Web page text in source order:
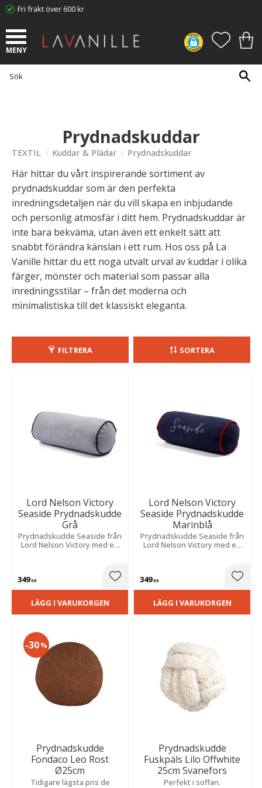
Fri frakt över 600 kr
Prydnadskuddar
TEXTIL Kuddar & Plädar Prydnadskuddar
Här hittar du vårt inspirerande sortiment av
prydnadskuddar som är den perfekta
inredningsdetaljen när du vill skapa en inbjudande
och personlig atmosfär i ditt hem. Prydnadskuddar är
inte bara bekväma, utan även ett enkelt sätt att
snabbt förändra känslan i ett rum. Hos oss på La
Vanille hittar du ett noga utvalt urval av kuddar i olika
färger, mönster och material som passar alla
inredningsstilar – från det moderna och
minimalistiska till det klassiskt eleganta.
FILTRERA SORTERA
Lord Nelson Victory
Seaside Prydnadskudde
Grå
​Prydnadskudde Seaside från
Lord Nelson Victory med en
349KR Lägg till i favoriter
LÄGG I VARUKORGEN
Lord Nelson Victory
Seaside Prydnadskudde
Marinblå
​Prydnadskudde Seaside från
Lord Nelson Victory med en
ger en härlig maritim känsla.
349KR
LÄGG I VARUKORGEN
Prydnadskudde
Fondaco Leo Rost
Ø25cm
Tidigare lägsta pris de
30%
Prydnadskudde
Fuskpäls Lilo Offwhite
25cm Svanefors
Perfekt i soffan.